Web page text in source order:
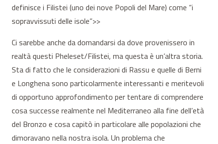
definisce i Filistei (uno dei nove Popoli del Mare) come “i
sopravvissuti delle isole”>>
Ci sarebbe anche da domandarsi da dove provenissero in
realtà questi Pheleset/Filistei, ma questa è un’altra storia.
Sta di fatto che le considerazioni di Rassu e quelle di Berni
e Longhena sono particolarmente interessanti e meritevoli
di opportuno approfondimento per tentare di comprendere
cosa successe realmente nel Mediterraneo alla fine dell’età
del Bronzo e cosa capitò in particolare alle popolazioni che
dimoravano nella nostra isola. Un problema che